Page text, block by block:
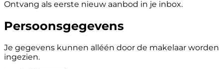
Ontvang als eerste nieuw aanbod in je inbox.
Persoonsgegevens
Je gegevens kunnen alléén door de makelaar worden
ingezien.